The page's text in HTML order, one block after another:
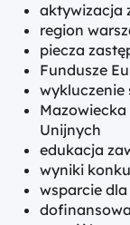
aktywizacja
region
piecza
Fundusze
wykluczenie
Unijnych
edukacja
wyniki
wsparcie dla